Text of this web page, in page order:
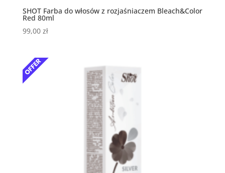
SHOT Farba do włosów z rozjaśniaczem Bleach&Color
Red 80ml
99,00 zł